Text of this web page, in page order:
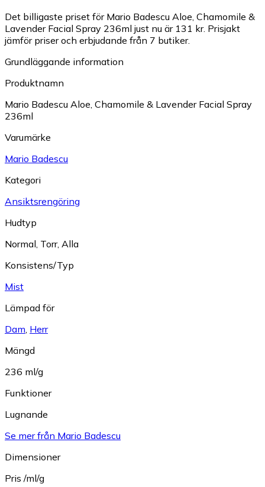
Det billigaste priset för Mario Badescu Aloe, Chamomile &
Lavender Facial Spray 236ml just nu är 131 kr. Prisjakt
jämför priser och erbjudande från 7 butiker.
Grundläggande information
Produktnamn
Mario Badescu Aloe, Chamomile & Lavender Facial Spray
236ml
Varumärke
Mario Badescu
Kategori
Ansiktsrengöring
Hudtyp
Normal, Torr, Alla
Konsistens/Typ
Mist
Lämpad för
Dam, Herr
Mängd
236 ml/g
Funktioner
Lugnande
Se mer från Mario Badescu
Dimensioner
Pris /ml/g